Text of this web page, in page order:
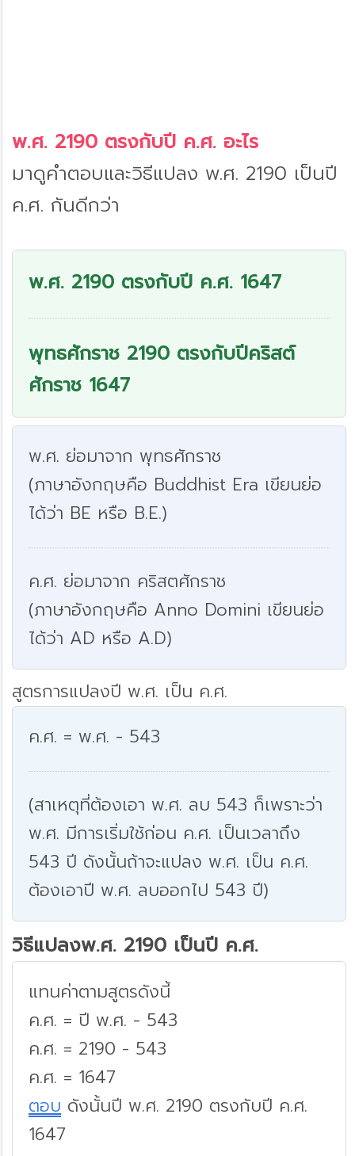
พ.ศ. 2190 ตรงกับปี ค.ศ. อะไร
มาดูคำตอบและวิธีแปลง พ.ศ. 2190 เป็นปี
ค.ศ. กันดีกว่า
พ.ศ. 2190 ตรงกับปี ค.ศ. 1647
พุทธศักราช 2190 ตรงกับปีคริสต์
ศักราช 1647
พ.ศ. ย่อมาจาก พุทธศักราช
(ภาษาอังกฤษคือ Buddhist Era เขียนย่อ
ได้ว่า BE หรือ B.E.)
ค.ศ. ย่อมาจาก คริสตศักราช
(ภาษาอังกฤษคือ Anno Domini เขียนย่อ
ได้ว่า AD หรือ A.D)
สูตรการแปลงปี พ.ศ. เป็น ค.ศ.
ค.ศ. = พ.ศ. - 543
(สาเหตุที่ต้องเอา พ.ศ. ลบ 543 ก็เพราะว่า
พ.ศ. มีการเริ่มใช้ก่อน ค.ศ. เป็นเวลาถึง
543 ปี ดังนั้นถ้าจะแปลง พ.ศ. เป็น ค.ศ.
ต้องเอาปี พ.ศ. ลบออกไป 543 ปี)
วิธีแปลงพ.ศ. 2190 เป็นปี ค.ศ.
แทนค่าตามสูตรดังนี้
ค.ศ. = ปี พ.ศ. - 543
ค.ศ. = 2190 - 543
ค.ศ. = 1647
ตอบ ดังนั้นปี พ.ศ. 2190 ตรงกับปี ค.ศ.
1647